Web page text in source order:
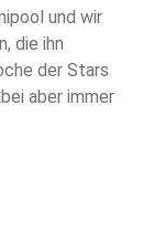
und wir
die ihn
der Stars
aber immer